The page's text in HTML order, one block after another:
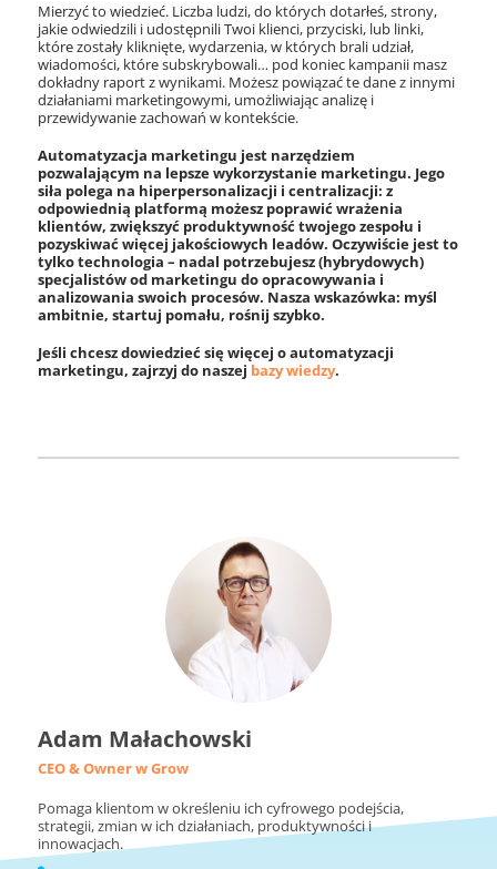
Mierzyć to wiedzieć. Liczba ludzi, do których dotarłeś, strony,
jakie odwiedzili i udostępnili Twoi klienci, przyciski, lub linki,
które zostały kliknięte, wydarzenia, w których brali udział,
wiadomości, które subskrybowali… pod koniec kampanii masz
dokładny raport z wynikami. Możesz powiązać te dane z innymi
działaniami marketingowymi, umożliwiając analizę i
przewidywanie zachowań w kontekście.
Automatyzacja marketingu jest narzędziem
pozwalającym na lepsze wykorzystanie marketingu. Jego
siła polega na hiperpersonalizacji i centralizacji: z
odpowiednią platformą możesz poprawić wrażenia
klientów, zwiększyć produktywność twojego zespołu i
pozyskiwać więcej jakościowych leadów. Oczywiście jest to
tylko technologia – nadal potrzebujesz (hybrydowych)
specjalistów od marketingu do opracowywania i
analizowania swoich procesów. Nasza wskazówka: myśl
ambitnie, startuj pomału, rośnij szybko.
Jeśli chcesz dowiedzieć się więcej o automatyzacji
marketingu, zajrzyj do naszej bazy wiedzy.
Adam Małachowski
CEO & Owner w Grow
Pomaga klientom w określeniu ich cyfrowego podejścia,
strategii, zmian w ich działaniach, produktywności i
innowacjach.